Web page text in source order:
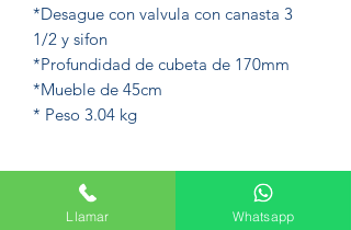
*Desague con valvula con canasta 3
1/2 y sifon
*Profundidad de cubeta de 170mm
*Mueble de 45cm
* Peso 3.04 kg
Llamar Whatsapp